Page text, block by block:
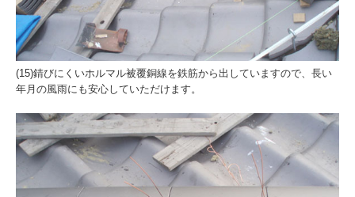
(15)錆びにくいホルマル被覆銅線を鉄筋から出していますので、長い
年月の風雨にも安心していただけます。